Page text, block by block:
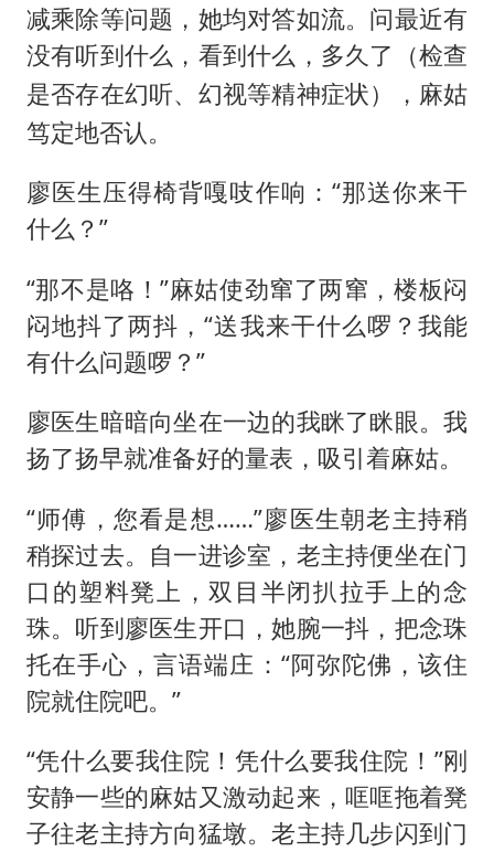
减乘除等问题，她均对答如流。问最近有
没有听到什么，看到什么，多久了（检查
是否存在幻听、幻视等精神症状），麻姑
笃定地否认。
廖医生压得椅背嘎吱作响：“那送你来干
什么？”
“那不是咯！”麻姑使劲窜了两窜，楼板闷
闷地抖了两抖，“送我来干什么啰？我能
有什么问题啰？”
廖医生暗暗向坐在一边的我眯了眯眼。我
扬了扬早就准备好的量表，吸引着麻姑。
“师傅，您看是想……”廖医生朝老主持稍
稍探过去。自一进诊室，老主持便坐在门
口的塑料凳上，双目半闭扒拉手上的念
珠。听到廖医生开口，她腕一抖，把念珠
托在手心，言语端庄：“阿弥陀佛，该住
院就住院吧。”
“凭什么要我住院！凭什么要我住院！”刚
安静一些的麻姑又激动起来，哐哐拖着凳
子往老主持方向猛墩。老主持几步闪到门